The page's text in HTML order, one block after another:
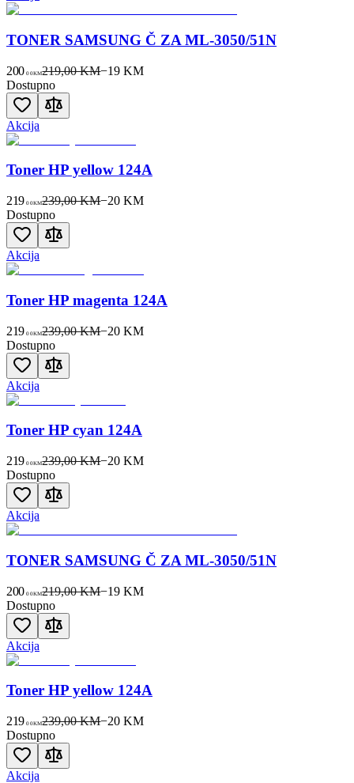
TONER SAMSUNG Č ZA ML-3050/51N
200 00KM219,00 KM−19 KM
Dostupno
Akcija
Toner HP yellow 124A
219 00KM239,00 KM−20 KM
Dostupno
Akcija
Toner HP magenta 124A
219 00KM239,00 KM−20 KM
Dostupno
Akcija
Toner HP cyan 124A
219 00KM239,00 KM−20 KM
Dostupno
Akcija
TONER SAMSUNG Č ZA ML-3050/51N
200 00KM219,00 KM−19 KM
Dostupno
Akcija
Toner HP yellow 124A
219 00KM239,00 KM−20 KM
Dostupno
Akcija